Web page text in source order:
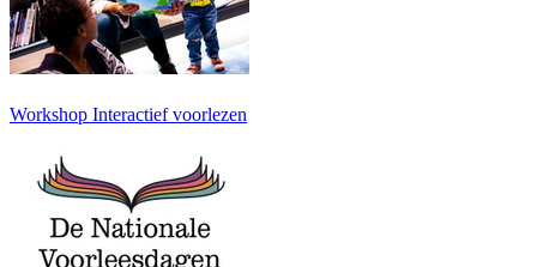
Workshop Interactief voorlezen